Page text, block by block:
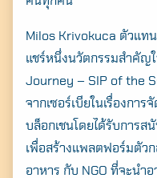
Milos Krivokuca ตัวแทน
แชร์หนึ่งนวัตกรรมสำคัญ
Journey – SIP of the
จากเซอร์เบียในเรื่องกา
บล็อกเชนโดยได้รับการส
เพื่อสร้างแพลตฟอร์มตัว
อาหาร กับ NGO ที่จะนำ